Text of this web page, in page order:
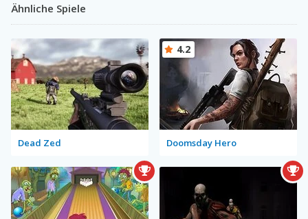
Ähnliche Spiele
Dead Zed Doomsday Hero
4.2